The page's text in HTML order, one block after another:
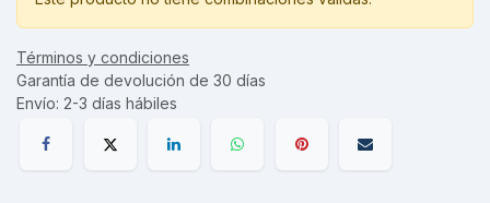
Términos y condiciones
Garantía de devolución de 30 días
Envío: 2-3 días hábiles